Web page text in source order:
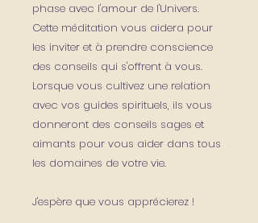
phase avec l'amour de l'Univers.
Cette méditation vous aidera pour
les inviter et à prendre conscience
des conseils qui s'offrent à vous.
Lorsque vous cultivez une relation
avec vos guides spirituels, ils vous
donneront des conseils sages et
aimants pour vous aider dans tous
les domaines de votre vie.
J'espère que vous apprécierez !